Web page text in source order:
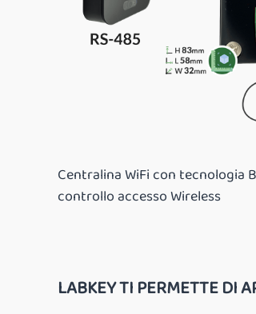
Centralina WiFi con tecnologia
controllo accesso Wireless
LABKEY TI PERMETTE DI